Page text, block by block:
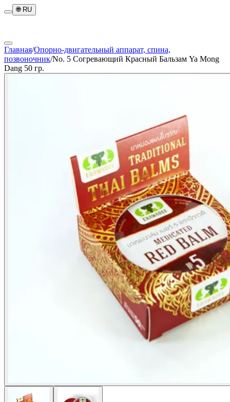
🌐RU
Главная/Опорно-двигательный аппарат, спина,
позвоночник/No. 5 Согревающий Красный Бальзам Ya Mong
Dang 50 гр.